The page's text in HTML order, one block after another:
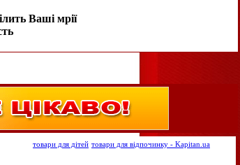
Ваші мрії
товари для дітей товари для відпочинку - Kapitan.ua